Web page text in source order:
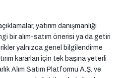
yatırım danışmanlığı
bir alım-satım önerisi ya da getiri
yalnızca genel bilgilendirme
kararları için tek başına yeterli
Alım Satım Platformu A.Ş. ve